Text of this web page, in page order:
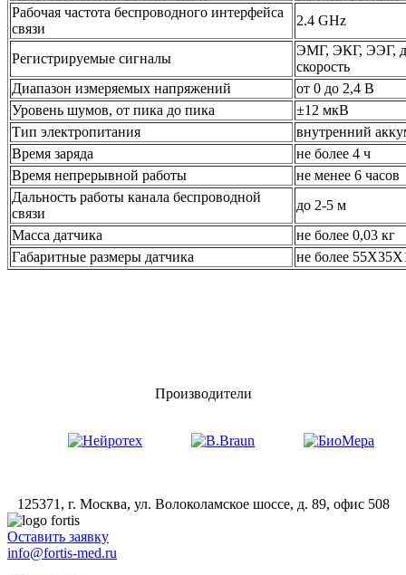
Рабочая частота беспроводного интерфейса
связи
2.4 GHz
Регистрируемые сигналы
ЭМГ, ЭКГ, ЭЭГ,
скорость
Диапазон измеряемых напряжений
от 0 до 2,4 В
Уровень шумов, от пика до пика
±12 мкВ
Тип электропитания
внутренний
Время заряда
не более 4 ч
Время непрерывной работы
не менее 6 часов
Дальность работы канала беспроводной
связи
до 2-5 м
Масса датчика
не более 0,03 кг
Габаритные размеры датчика
не более
Производители
125371, г. Москва, ул. Волоколамское шоссе, д. 89, офис 508
Оставить заявку
info@fortis-med.ru